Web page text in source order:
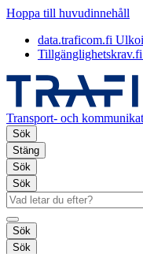
Hoppa till huvudinnehåll
data.traficom.fi
Tillgänglighetskrav.fi
Transport- och
Sök
Stäng
Sök
Sök
Sök
Sök